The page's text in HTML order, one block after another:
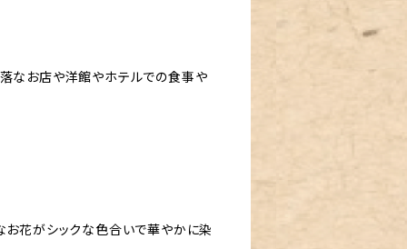
なお店や洋館やホテルでの食事や
お花がシックな色合いで華やかに染